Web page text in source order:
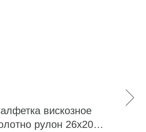
вискозное
рулон 26х20